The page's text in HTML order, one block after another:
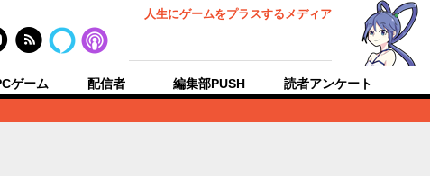
人生にゲームをプラスするメディア
ゲーム 配信者 編集部PUSH 読者アンケート